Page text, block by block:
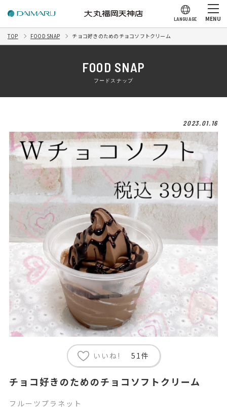
LANGUAGE MENU
TOP FOOD SNAP チョコ好きのためのチョコソフトクリーム
FOOD SNAP
フードスナップ
2023.01.16
いいね! 51件
チョコ好きのためのチョコソフトクリーム
フルーツプラネット